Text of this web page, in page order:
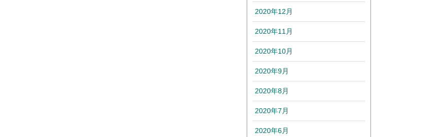
2020年12月
2020年11月
2020年10月
2020年9月
2020年8月
2020年7月
2020年6月